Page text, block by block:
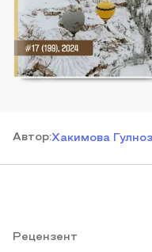
Автор:Хакимова
Рецензент